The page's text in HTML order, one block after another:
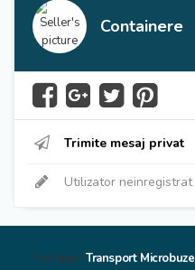
Containere
Trimite mesaj privat
Utilizator neinregistrat
Parteneri:Transport Microbuze